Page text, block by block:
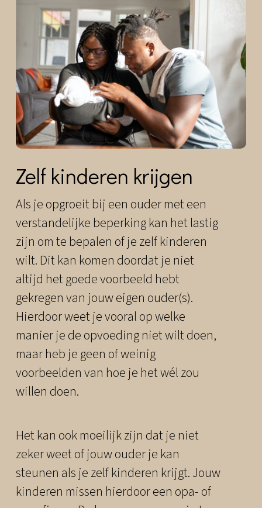
Zelf kinderen krijgen
Als je opgroeit bij een ouder met een
verstandelijke beperking kan het lastig
zijn om te bepalen of je zelf kinderen
wilt. Dit kan komen doordat je niet
altijd het goede voorbeeld hebt
gekregen van jouw eigen ouder(s).
Hierdoor weet je vooral op welke
manier je de opvoeding niet wilt doen,
maar heb je geen of weinig
voorbeelden van hoe je het wél zou
willen doen.
Het kan ook moeilijk zijn dat je niet
zeker weet of jouw ouder je kan
steunen als je zelf kinderen krijgt. Jouw
kinderen missen hierdoor een opa- of